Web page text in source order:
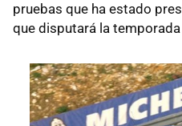
pruebas que ha estado
que disputará la